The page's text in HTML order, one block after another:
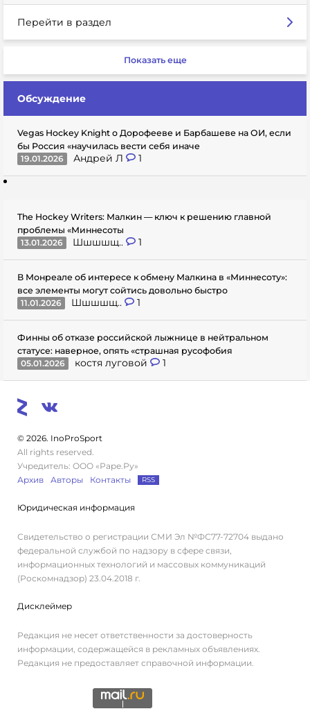
Перейти в раздел
Показать еще
Обсуждение
Vegas Hockey Knight о Дорофееве и Барбашеве на ОИ, если
бы Россия «научилась вести себя иначе
19.01.2026
Андрей Л 1
The Hockey Writers: Малкин — ключ к решению главной
проблемы «Миннесоты
13.01.2026
Шшшшщ.. 1
В Монреале об интересе к обмену Малкина в «Миннесоту»:
все элементы могут сойтись довольно быстро
11.01.2026
Шшшшщ.. 1
Финны об отказе российской лыжнице в нейтральном
статусе: наверное, опять «страшная русофобия
05.01.2026
костя луговой 1
© 2026. InoProSport
All rights reserved.
Учредитель: ООО «Раре.Ру»
Архив
Авторы Контакты RSS
Юридическая информация
Свидетельство о регистрации СМИ Эл №ФС77-72704 выдано
федеральной службой по надзору в сфере связи,
информационных технологий и массовых коммуникаций
(Роскомнадзор) 23.04.2018 г.
Дисклеймер
Редакция не несет ответственности за достоверность
информации, содержащейся в рекламных объявлениях.
Редакция не предоставляет справочной информации.